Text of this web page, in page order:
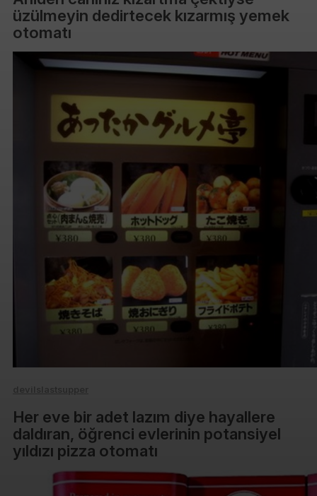
üzülmeyin dedirtecek kızarmış yemek
otomatı
Her eve bir adet lazım diye hayallere
daldıran, öğrenci evlerinin potansiyel
yıldızı pizza otomatı